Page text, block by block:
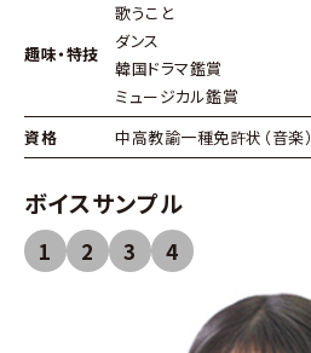
趣味・特技
歌うこと
ダンス
韓国ドラマ鑑賞
ミュージカル鑑賞
資格
中高教諭一種免許状（音楽）
ボイスサンプル
1 2 3 4